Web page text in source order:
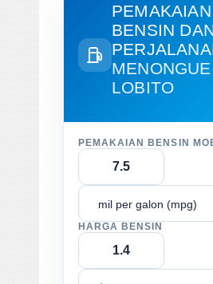
PEMAKAIAN
BENSIN
LOBITO
PEMAKAIAN BENSIN
mil per galon (mpg)
HARGA BENSIN